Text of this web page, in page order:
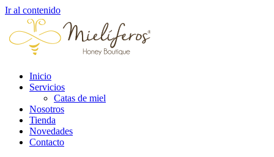
Ir al contenido
Inicio
Servicios
Catas de miel
Nosotros
Tienda
Novedades
Contacto